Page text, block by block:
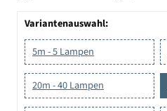
Variantenauswahl:
5m - 5 Lampen
20m - 40 Lampen